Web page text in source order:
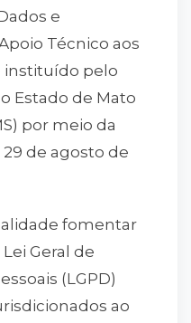
e
Técnico aos
instituído pelo
Estado de Mato
por meio da
29 de agosto de
fomentar
Geral de
(LGPD)
ao